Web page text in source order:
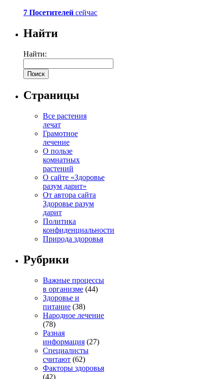
7 Посетителей сейчас
Найти
Найти:
Страницы
Все растения
лечат
Грамотное
лечение
О пользе
комнатных
растений
О сайте «Здоровье
разум дарит»
От автора сайта
Здоровье разум
дарит
Политика
конфиденциальности
Природа здоровья
Рубрики
Важные процессы
в организме (44)
Здоровье и
питание (38)
Народное лечение
(78)
Разная
информация (27)
Специалисты
считают (62)
Факторы здоровья
(42)